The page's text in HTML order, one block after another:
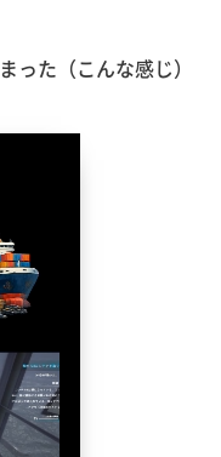
った（こんな感じ）